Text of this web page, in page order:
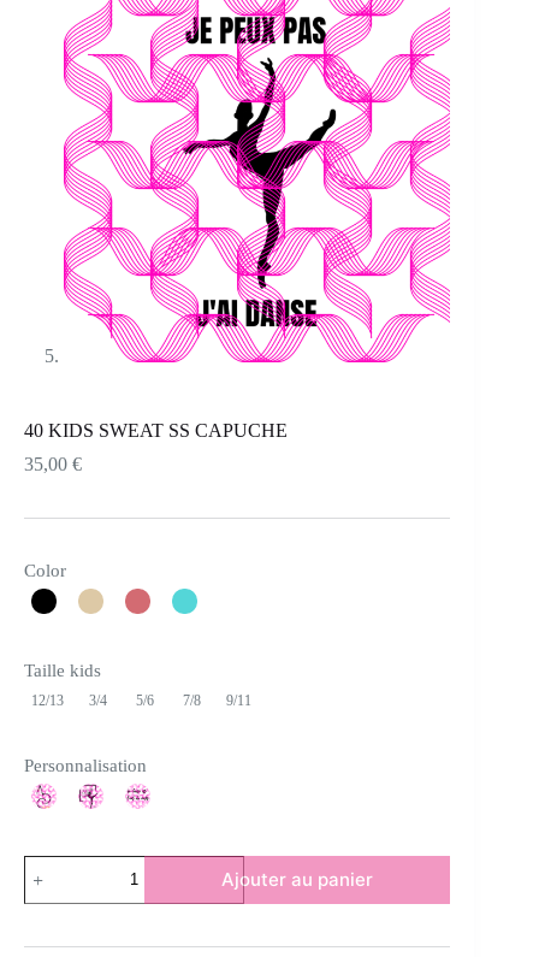
40 KIDS SWEAT SS CAPUCHE
35,00 €
Color
Taille kids
12/13 3/4 5/6 7/8 9/11
Personnalisation
Ajouter au panier